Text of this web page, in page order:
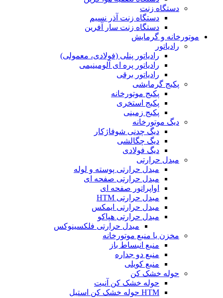
دستگاه زنت
دستگاه زنت آذر نسیم
دستگاه زنت سار آفرین
موتورخانه و گرمایش
رادیاتور
رادیاتور پنلی (فولادی، معمولی)
رادیاتور پره ای آلومینیمی
رادیاتور برقی
پکیج گرمایشی
پکیج موتورخانه
پکیج استخری
پکیج زمینی
دیگ موتورخانه
دیگ چدنی شوفاژکار
دیگ چگالشی
دیگ فولادی
مبدل حرارتی
مبدل حرارتی پوسته و لوله
مبدل حرارتی صفحه ای
اواپراتور صفحه ای
مبدل حرارتی HTM
مبدل حرارتی ایمکس
مبدل حرارتی هپاکو
مبدل حرارتی فلکسینوکس
مخزن یا منبع موتورخانه
منبع انبساط باز
منبع دو جداره
منبع کویلی
حوله خشک کن
حوله خشک کن آنیت
HTM حوله خشک کن استیل